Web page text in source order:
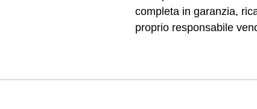
completa in garanzia,
proprio responsabile